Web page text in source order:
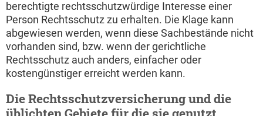
berechtigte rechtsschutzwürdige Interesse einer
Person Rechtsschutz zu erhalten. Die Klage kann
abgewiesen werden, wenn diese Sachbestände nicht
vorhanden sind, bzw. wenn der gerichtliche
Rechtsschutz auch anders, einfacher oder
kostengünstiger erreicht werden kann.
Die Rechtsschutzversicherung und die